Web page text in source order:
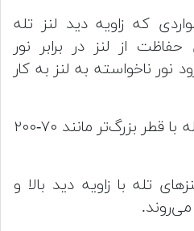
که زاویه دید لنز تله
از لنز در برابر نور
نور ناخواسته به لنز به کار
این هودها برای لنز‌های تله با قطر بزرگ‌تر مانند ۷۰-۲۰۰
تله با زاویه دید بالا و
می‌روند.